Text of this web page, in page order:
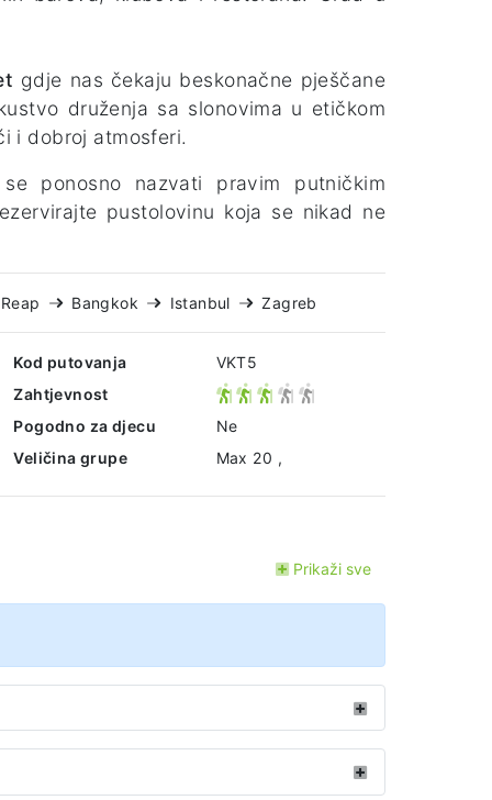
gdje nas čekaju beskonačne pješčane
druženja sa slonovima u etičkom
i dobroj atmosferi.
ponosno nazvati pravim putničkim
pustolovinu koja se nikad ne
Bangkok Istanbul Zagreb
Kod putovanja
VKT5
Zahtjevnost
Pogodno za djecu
Ne
Veličina grupe
Max 20 ,
Prikaži sve